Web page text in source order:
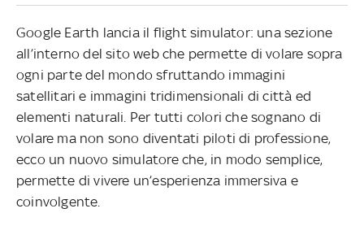
Google Earth lancia il flight simulator: una sezione
all’interno del sito web che permette di volare sopra
ogni parte del mondo sfruttando immagini
satellitari e immagini tridimensionali di città ed
elementi naturali. Per tutti colori che sognano di
volare ma non sono diventati piloti di professione,
ecco un nuovo simulatore che, in modo semplice,
permette di vivere un’esperienza immersiva e
coinvolgente.